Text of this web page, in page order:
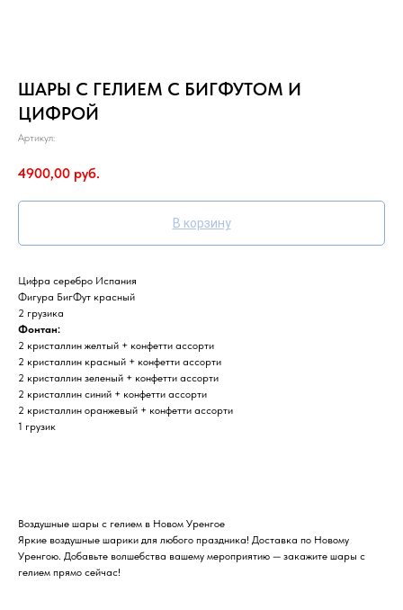
ШАРЫ С ГЕЛИЕМ С БИГФУТОМ И
ЦИФРОЙ
Артикул:
4900,00 руб.
В корзину
Цифра серебро Испания
Фигура БигФут красный
2 грузика
Фонтан:
2 кристаллин желтый + конфетти ассорти
2 кристаллин красный + конфетти ассорти
2 кристаллин зеленый + конфетти ассорти
2 кристаллин синий + конфетти ассорти
2 кристаллин оранжевый + конфетти ассорти
1 грузик
Воздушные шары с гелием в Новом Уренгое
Яркие воздушные шарики для любого праздника! Доставка по Новому
Уренгою. Добавьте волшебства вашему мероприятию — закажите шары с
гелием прямо сейчас!